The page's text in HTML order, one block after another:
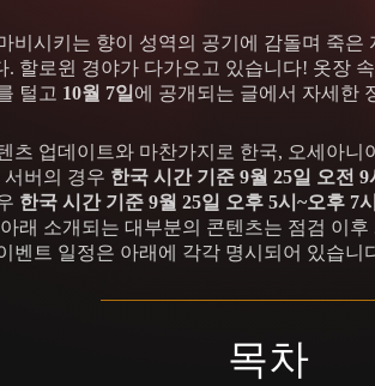
비시키는 향이 성역의 공기에 감돌며 죽은
. 할로윈 경야가 다가오고 있습니다! 옷장
털고 10월 7일 에 공개되는 글에서 자세한
츠 업데이트와 마찬가지로 한국, 오세아니
서버의 경우 한국 시간 기준 9월 25일 오전 9
한국 시간 기준 9월 25일 오후 5시~오후 7시
래 소개되는 대부분의 콘텐츠는 점검 이
벤트 일정은 아래에 각각 명시되어 있습니
목차